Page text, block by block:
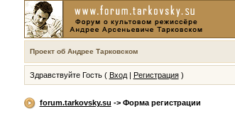
Проект об Андрее Тарковском
Здравствуйте Гость ( Вход| Регистрация)
forum.tarkovsky.su -> Форма регистрации